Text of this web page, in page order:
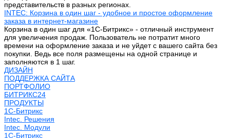
представительств в разных регионах.
INTEC: Корзина в один шаг - удобное и простое оформление
заказа в интернет-магазине
Корзина в один шаг для «1С-Битрикс» - отличный инструмент
для увеличения продаж. Пользователь не потратит много
времени на оформление заказа и не уйдет с вашего сайта без
покупки. Ведь все поля размещены на одной странице и
заполняются в 1 шаг.
ДИЗАЙН
ПОДДЕРЖКА САЙТА
ПОРТФОЛИО
БИТРИКС24
ПРОДУКТЫ
1С-Битрикс
Intec. Решения
Intec. Модули
1С-Битрикс